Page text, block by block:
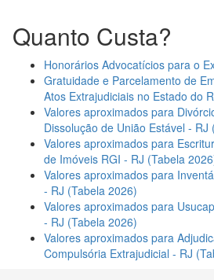
Quanto Custa?
Honorários Advocatícios para o
Gratuidade e Parcelamento de
Atos Extrajudiciais no Estado do
Valores aproximados para
Dissolução de União Estável - RJ
Valores aproximados para
de Imóveis RGI - RJ (Tabela
Valores aproximados para
- RJ (Tabela 2026)
Valores aproximados para
- RJ (Tabela 2026)
Valores aproximados para
Compulsória Extrajudicial - RJ